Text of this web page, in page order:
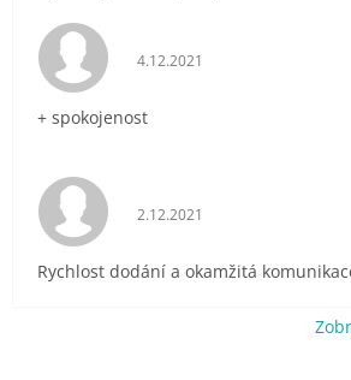
Hodnocení obchodu je 5 z
4.12.2021
+ spokojenost
Hodnocení obchodu je 5 z
2.12.2021
Rychlost dodání a okamžitá